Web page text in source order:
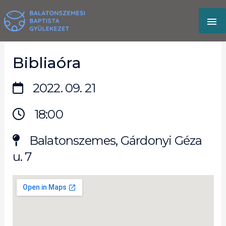
to
content
Bibliaóra
2022. 09. 21
18:00
Balatonszemes, Gárdonyi Géza
u. 7